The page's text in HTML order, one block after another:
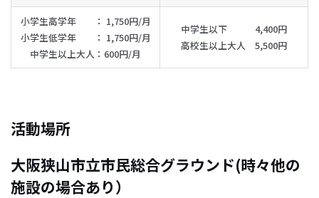
小学生高学年 ： 1,750円/月
小学生低学年 ： 1,750円/月
中学生以上大人：600円/月
中学生以下 4,400円
高校生以上大人 5,500円
活動場所
大阪狭山市立市民総合グラウンド(時々他の
施設の場合あり）